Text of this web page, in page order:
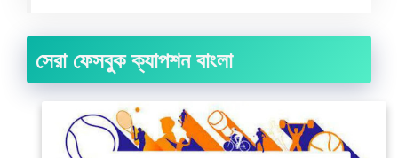
সেরা ফেসবুক ক্যাপশন বাংলা